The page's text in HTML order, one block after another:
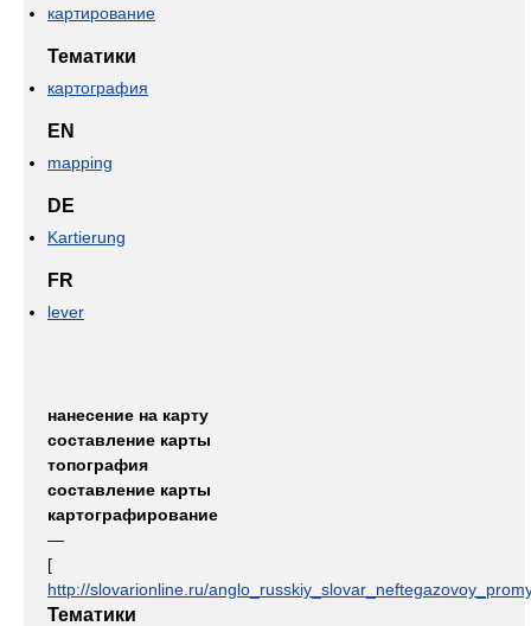
картирование
Тематики
картография
EN
mapping
DE
Kartierung
FR
lever
нанесение на карту
составление карты
топография
составление карты
картографирование
—
[
http://slovarionline.ru/
Тематики